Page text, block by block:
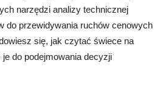
narzędzi analizy technicznej
do przewidywania ruchów cenowych
się, jak czytać świece na
do podejmowania decyzji